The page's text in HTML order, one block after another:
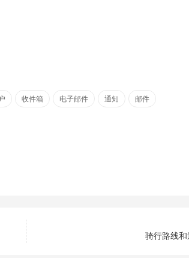
收件箱 电子邮件 通知 邮件
骑行路线